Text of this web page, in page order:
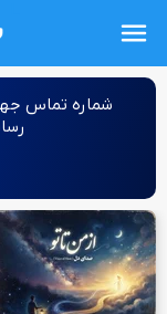
شماره‌ تماس